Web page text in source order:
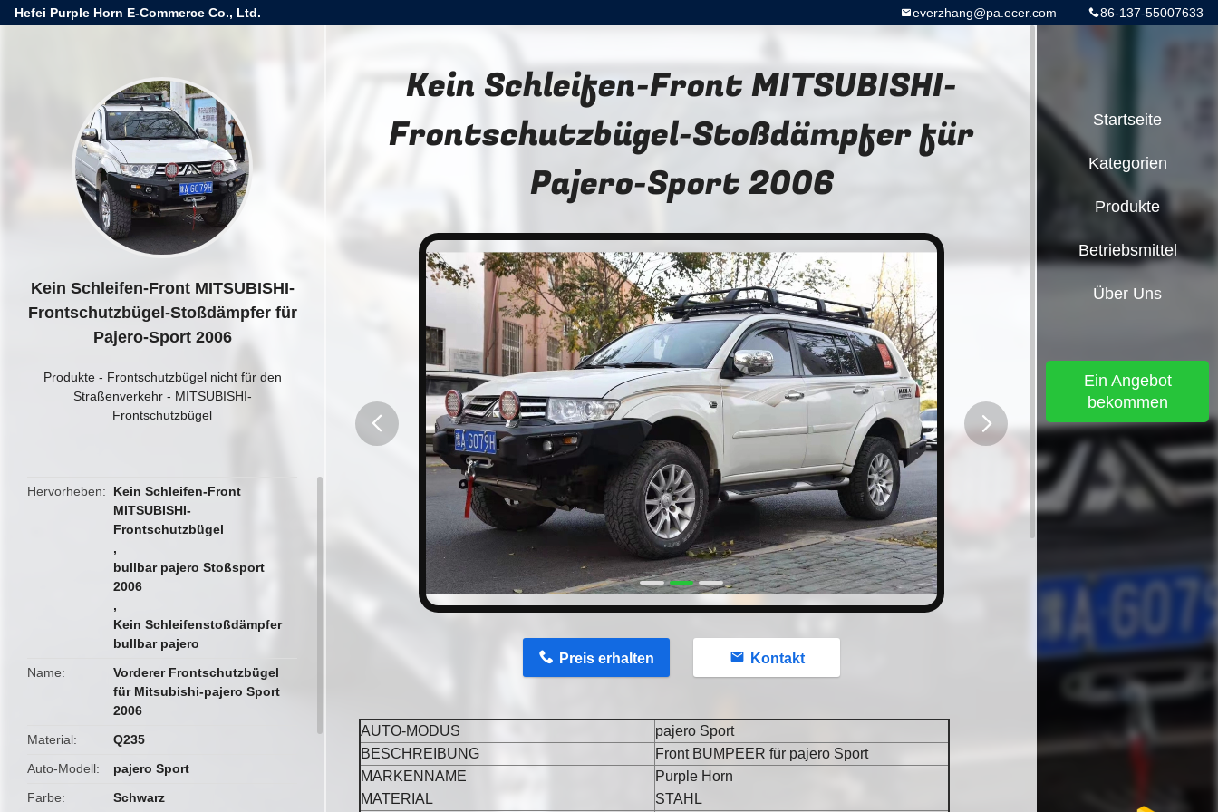
Hefei Purple Horn E-Commerce Co., Ltd. 86-137-55007633
everzhang@pa.ecer.com
Kein Schleifen-Front MITSUBISHI-
Frontschutzbügel-Stoßdämpfer für
Pajero-Sport 2006
Produkte- Frontschutzbügel nicht für den
Straßenverkehr- MITSUBISHI-
Frontschutzbügel
Hervorheben
Kein Schleifen-Front
MITSUBISHI-
Frontschutzbügel
,
bullbar pajero Stoßsport
2006
,
Kein Schleifenstoßdämpfer
bullbar pajero
Name
Vorderer Frontschutzbügel
für Mitsubishi-pajero Sport
2006
Material
Q235
Auto-Modell
pajero Sport
Farbe
Schwarz
Kein Schleifen-Front MITSUBISHI-
Frontschutzbügel-Stoßdämpfer für
Pajero-Sport 2006
Preis erhalten Kontakt
AUTO-MODUS
pajero Sport
BESCHREIBUNG
Front BUMPEER für pajero Sport
MARKENNAME
Purple Horn
MATERIAL
STAHL
Startseite
Kategorien
Produkte
Betriebsmittel
Über Uns
Ein Angebot
bekommen